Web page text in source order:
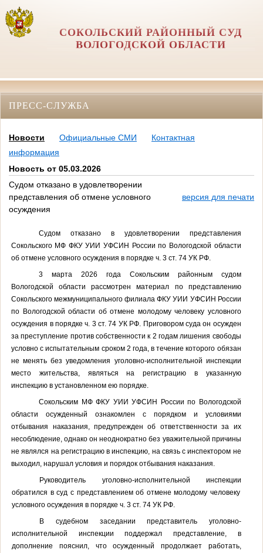
СОКОЛЬСКИЙ РАЙОННЫЙ СУД
ВОЛОГОДСКОЙ ОБЛАСТИ
ПРЕСС-СЛУЖБА
Новости Официальные СМИ
Контактная
информация
Новость от 05.03.2026
Судом отказано в удовлетворении
представления об отмене условного
осуждения
версия для печати
Судом отказано в удовлетворении представления
Сокольского МФ ФКУ УИИ УФСИН России по Вологодской области
об отмене условного осуждения в порядке ч. 3 ст. 74 УК РФ.
3 марта 2026 года Сокольским районным судом
Вологодской области рассмотрен материал по представлению
Сокольского межмуниципального филиала ФКУ УИИ УФСИН России
по Вологодской области об отмене молодому человеку условного
осуждения в порядке ч. 3 ст. 74 УК РФ. Приговором суда он осужден
за преступление против собственностик 2 годам лишения свободы
условно с испытательным сроком 2 года, в течение которого обязан
не менять без уведомления уголовно-исполнительной инспекции
место жительства, являться на регистрацию в указанную
инспекцию в установленном ею порядке.
Сокольским МФ ФКУ УИИ УФСИН России по Вологодской
области осужденный ознакомлен с порядком и условиями
отбывания наказания, предупрежден об ответственности за их
несоблюдение, однако он неоднократно без уважительной причины
не являлся на регистрацию в инспекцию, на связь с инспектором не
выходил, нарушал условия и порядок отбывания наказания.
Руководитель уголовно-исполнительной инспекции
обратился в суд с представлениемоб отмене молодому человеку
условного осуждения в порядке ч. 3 ст. 74 УК РФ.
В судебном заседании представитель уголовно-
исполнительной инспекции поддержал представление, в
дополнение пояснил, что осужденный продолжает работать,